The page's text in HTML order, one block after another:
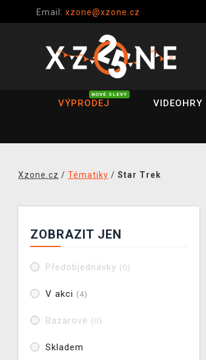
Email: xzone@xzone.cz
VÝPRODEJ
NOVÉ SLEVY
VIDEOHRY
Xzone.cz / Tématiky / Star Trek
ZOBRAZIT JEN
Předobjednávky (0)
V akci (4)
Bazarové (0)
Skladem